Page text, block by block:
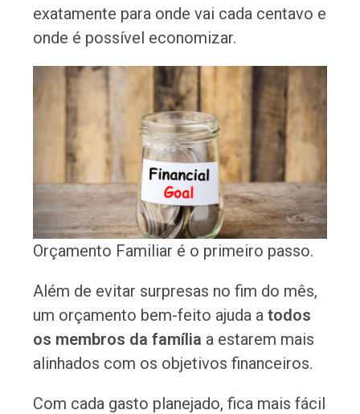
exatamente para onde vai cada centavo e
onde é possível economizar.
Orçamento Familiar é o primeiro passo.
Além de evitar surpresas no fim do mês,
um orçamento bem-feito ajuda atodos
os membros da família a estarem mais
alinhados com os objetivos financeiros.
Com cada gasto planejado, fica mais fácil